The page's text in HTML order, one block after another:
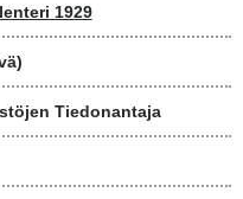
1929
Tiedonantaja